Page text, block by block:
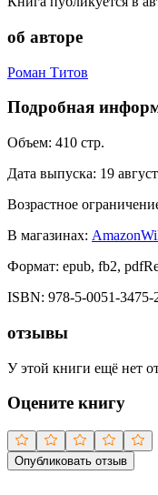
об авторе
Роман Титов
Подробная
Объем: 410 стр.
Дата выпуска: 19
Возрастное
В магазинах: Amazon
Формат: epub, fb2,
ISBN: 978-5-0051-3475-
отзывы
У этой книги ещё нет
Оцените книгу
Опубликовать отзыв